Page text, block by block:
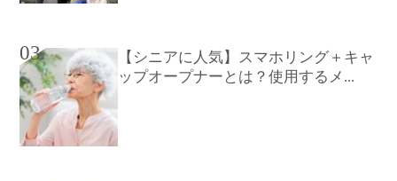
03
【シニアに人気】スマホリング＋キャ
ップオープナーとは？使用するメ...